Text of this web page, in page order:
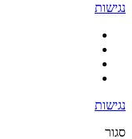
נגישות
נגישות
סגור